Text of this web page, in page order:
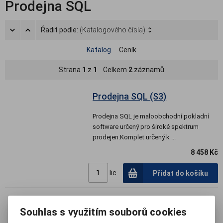
Prodejna SQL
Řadit podle: (Katalogového čísla)
Katalog Ceník
Strana 1 z 1 Celkem 2 záznamů
Prodejna SQL (S3)
Prodejna SQL je maloobchodní pokladní
software určený pro široké spektrum
prodejen.Komplet určený k ...
8 458 Kč
lic Přidat do košíku
Prodejna SQL (S3) - Dodací
Souhlas s využitím souborů cookies